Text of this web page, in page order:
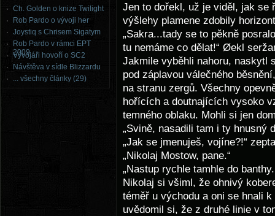
Ch. Golden o knize Twilight
Rob Pardo o vývoji her
Joystiq s Chrisem Sigatym
Rob Pardo v rámci EPT
2009
Vývojáři hovoří o SC2
Návštěva v sídle Blizzardu
... všechny články (29)
Jen to dořekl, už je viděl, jak se
výšlehy plamene zdobily
„Sakra...tady se to pěkně
tu nemáme co dělat!“ Øekl
Jakmile vyběhli nahoru, naskytl
pod záplavou válečného
na stranu zergů. Všechny
hořících a doutnajících vysoko
temného oblaku. Mohli si jen
„Svině, nasadili tam i ty hnusný
„Jak se jmenuješ, vojíne?!“
„Nikolaj Mostow, pane.“
„Nastup rychle tamhle do
Nikolaj si všiml, že ohnivý
téměř u východu a oni se hnali
uvědomil si, že z druhé linie v